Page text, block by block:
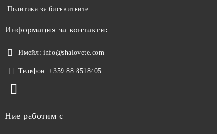
Политика за бисквитките
Информация за контакти:
Имейл: info@shalovete.com
Телефон: +359 88 8518405
Ние работим с